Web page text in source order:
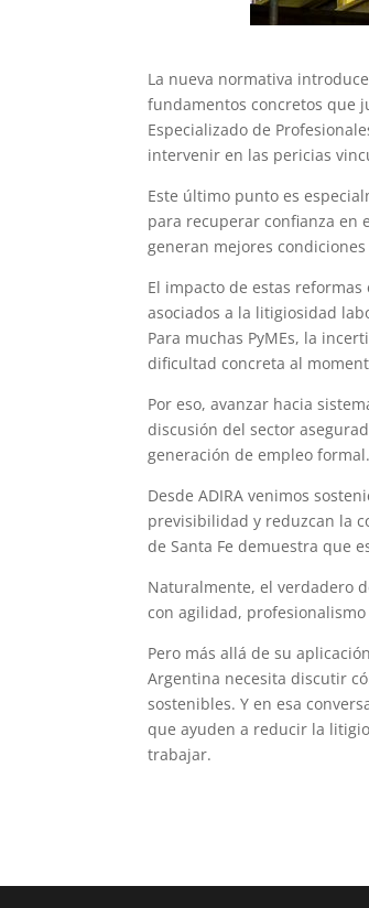
La nueva normativa
fundamentos concretos que
Especializado de
intervenir en las pericias
Este último punto es
para recuperar confianza en
generan mejores
El impacto de estas
asociados a la litigiosidad
Para muchas PyMEs, la
dificultad concreta al
Por eso, avanzar hacia
discusión del sector
generación de empleo formal.
Desde ADIRA venimos
previsibilidad y reduzcan la
de Santa Fe demuestra que
Naturalmente, el verdadero
con agilidad,
Pero más allá de su
Argentina necesita discutir
sostenibles. Y en esa
que ayuden a reducir la
trabajar.